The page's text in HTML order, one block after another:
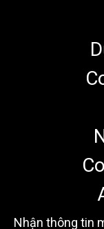
Nhận thông tin